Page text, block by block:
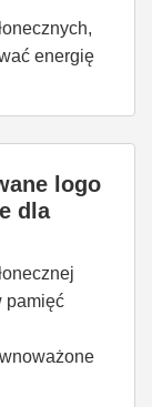
energię
logo
dla
pamięć